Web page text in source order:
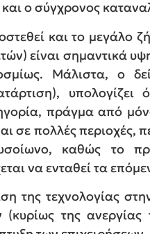
ο σύγχρονος
και το μεγάλο
είναι σημαντικά
Μάλιστα, ο
πράγμα από
σε πολλές περιοχές,
καθώς το
να ενταθεί τα
της τεχνολογίας
(κυρίως της